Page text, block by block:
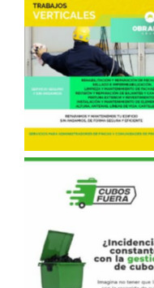
Trabajos Verticales
Sacar Cubos